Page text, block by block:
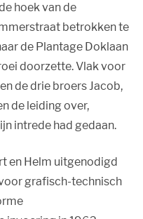
hoek van de
betrokken te
de Plantage Doklaan
doorzette. Vlak voor
de drie broers Jacob,
de leiding over,
intrede had gedaan.
en Helm uitgenodigd
grafisch-technisch